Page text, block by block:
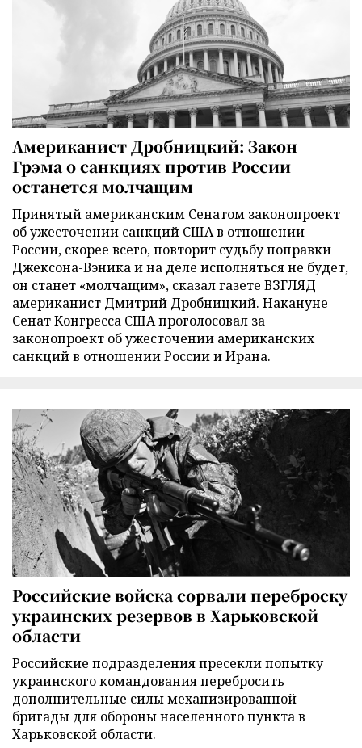
Американист Дробницкий: Закон
Грэма о санкциях против России
останется молчащим
Принятый американским Сенатом законопроект
об ужесточении санкций США в отношении
России, скорее всего, повторит судьбу поправки
Джексона-Вэника и на деле исполняться не будет,
он станет «молчащим», сказал газете ВЗГЛЯД
американист Дмитрий Дробницкий. Накануне
Сенат Конгресса США проголосовал за
законопроект об ужесточении американских
санкций в отношении России и Ирана.
Российские войска сорвали переброску
украинских резервов в Харьковской
области
Российские подразделения пресекли попытку
украинского командования перебросить
дополнительные силы механизированной
бригады для обороны населенного пункта в
Харьковской области.